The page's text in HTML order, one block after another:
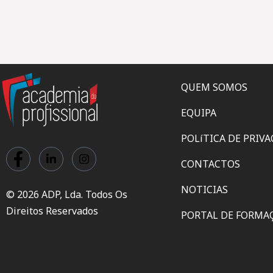
© 2026 ADP, Lda. Todos Os
Direitos Reservados
QUEM SOMOS
EQUIPA
POLíTICA DE
CONTACTOS
NOTICIAS
PORTAL DE